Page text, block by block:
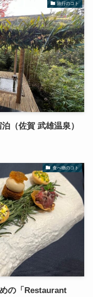
旅行のコト
（佐賀 武雄温泉）
食べ物のコト
の「Restaurant